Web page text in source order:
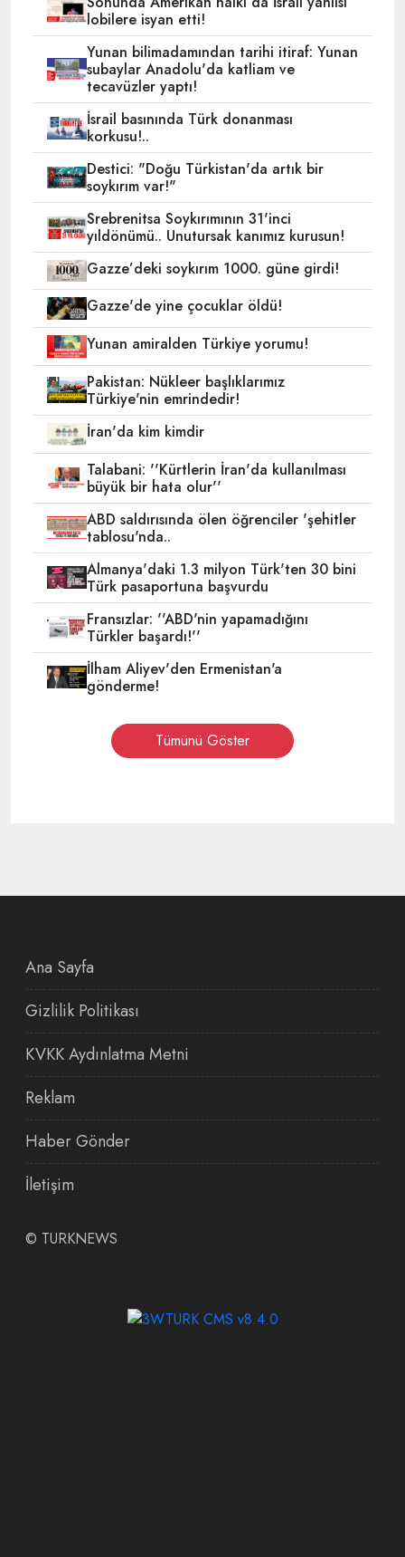
lobilere isyan etti!
Yunan bilimadamından tarihi itiraf: Yunan
subaylar Anadolu'da katliam ve
tecavüzler yaptı!
İsrail basınında Türk donanması
korkusu!..
Destici: "Doğu Türkistan'da artık bir
soykırım var!"
Srebrenitsa Soykırımının 31'inci
yıldönümü.. Unutursak kanımız kurusun!
Gazze’deki soykırım 1000. güne girdi!
Gazze'de yine çocuklar öldü!
Yunan amiralden Türkiye yorumu!
Pakistan: Nükleer başlıklarımız
Türkiye'nin emrindedir!
İran'da kim kimdir
Talabani: ''Kürtlerin İran'da kullanılması
büyük bir hata olur''
ABD saldırısında ölen öğrenciler 'şehitler
tablosu'nda..
Almanya'daki 1.3 milyon Türk'ten 30 bini
Türk pasaportuna başvurdu
Fransızlar: ''ABD'nin yapamadığını
Türkler başardı!''
İlham Aliyev'den Ermenistan'a
gönderme!
Tümünü Göster
Ana Sayfa
Gizlilik Politikası
KVKK Aydınlatma Metni
Reklam
Haber Gönder
İletişim
© TURKNEWS